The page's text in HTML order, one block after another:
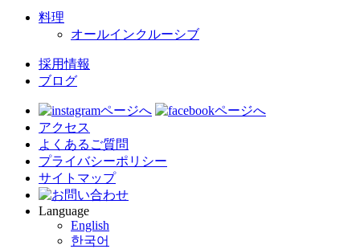
料理
オールインクルーシブ
採用情報
ブログ
アクセス
よくあるご質問
プライバシーポリシー
サイトマップ
Language
English
한국어